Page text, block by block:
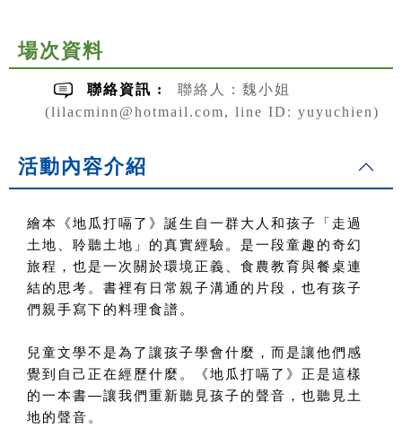
場次資料
聯絡資訊 :
聯絡人：魏小姐
(lilacminn@hotmail.com, line ID: yuyuchien)
活動內容介紹
繪本《地瓜打嗝了》誕生自一群大人和孩子「走過
土地、聆聽土地」的真實經驗。是一段童趣的奇幻
旅程，也是一次關於環境正義、食農教育與餐桌連
結的思考。書裡有日常親子溝通的片段，也有孩子
們親手寫下的料理食譜。
兒童文學不是為了讓孩子學會什麼，而是讓他們感
覺到自己正在經歷什麼。《地瓜打嗝了》正是這樣
的一本書—讓我們重新聽見孩子的聲音，也聽見土
地的聲音。